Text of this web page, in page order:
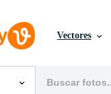
Vectores